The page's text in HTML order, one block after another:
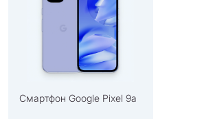
Смартфон Google Pixel 9а